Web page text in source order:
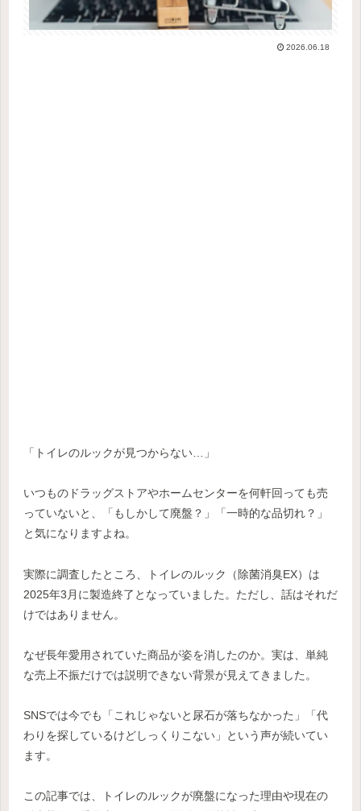
2026.06.18
「トイレのルックが見つからない…」
いつものドラッグストアやホームセンターを何軒回っても売
っていないと、「もしかして廃盤？」「一時的な品切れ？」
と気になりますよね。
実際に調査したところ、トイレのルック（除菌消臭EX）は
2025年3月に製造終了となっていました。ただし、話はそれだ
けではありません。
なぜ長年愛用されていた商品が姿を消したのか。実は、単純
な売上不振だけでは説明できない背景が見えてきました。
SNSでは今でも「これじゃないと尿石が落ちなかった」「代
わりを探しているけどしっくりこない」という声が続いてい
ます。
この記事では、トイレのルックが廃盤になった理由や現在の